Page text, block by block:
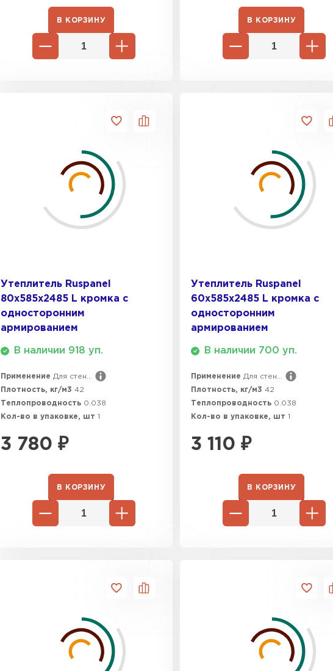
В КОРЗИНУ В КОРЗИНУ
Утеплитель Ruspanel
80х585х2485 L кромка с
односторонним
армированием
В наличии 918 уп.
Применение Для стен...
Плотность, кг/м3 42
Теплопроводность 0.038
Кол-во в упаковке, шт 1
3 780 ₽
В КОРЗИНУ
Утеплитель Ruspanel
60х585х2485 L кромка с
односторонним
армированием
В наличии 700 уп.
Применение Для стен...
Плотность, кг/м3 42
Теплопроводность 0.038
Кол-во в упаковке, шт 1
3 110 ₽
В КОРЗИНУ